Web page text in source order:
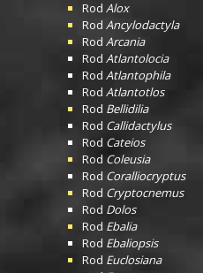
Rod Alox
Rod Ancylodactyla
Rod Arcania
Rod Atlantolocia
Rod Atlantophila
Rod Atlantotlos
Rod Bellidilia
Rod Callidactylus
Rod Cateios
Rod Coleusia
Rod Coralliocryptus
Rod Cryptocnemus
Rod Dolos
Rod Ebalia
Rod Ebaliopsis
Rod Euclosiana